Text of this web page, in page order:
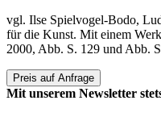
vgl. Ilse Spielvogel-Bodo,
für die Kunst. Mit einem
2000, Abb. S. 129 und Abb.
Preis auf Anfrage
Mit unserem Newsletter